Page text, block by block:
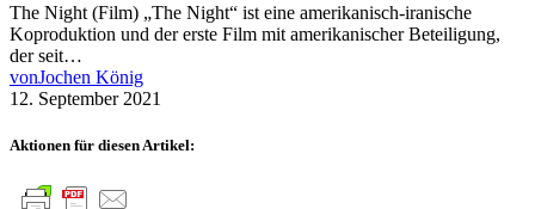
The Night (Film) „The Night“ ist eine amerikanisch-iranische
Koproduktion und der erste Film mit amerikanischer Beteiligung,
der seit…
vonJochen König
12. September 2021
Aktionen für diesen Artikel: